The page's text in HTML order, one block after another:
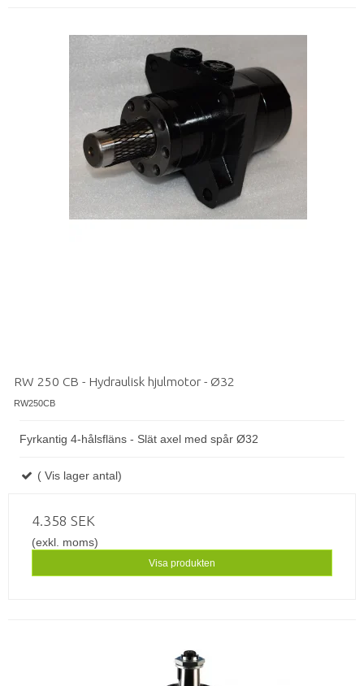
RW 250 CB - Hydraulisk hjulmotor - Ø32
RW250CB
Fyrkantig 4-hålsfläns - Slät axel med spår Ø32
( Vis lager antal)
4.358 SEK
(exkl. moms)
Visa produkten